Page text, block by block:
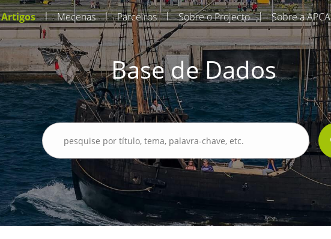
Artigos | Mecenas | Parceiros | Sobre o Projecto | Sobre a APCA
Base de Dados